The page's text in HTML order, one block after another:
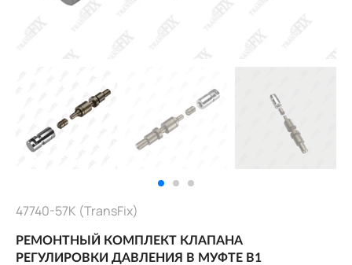
47740-57K (TransFix)
РЕМОНТНЫЙ КОМПЛЕКТ КЛАПАНА
РЕГУЛИРОВКИ ДАВЛЕНИЯ В МУФТЕ В1